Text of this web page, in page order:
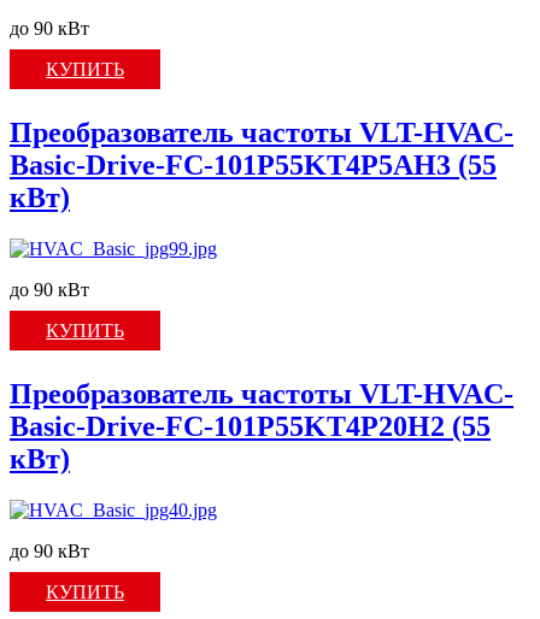
до 90 кВт
КУПИТЬ
Преобразователь частоты VLT-HVAC-
Basic-Drive-FC-101P55KT4P5AH3 (55
кВт)
до 90 кВт
КУПИТЬ
Преобразователь частоты VLT-HVAC-
Basic-Drive-FC-101P55KT4P20H2 (55
кВт)
до 90 кВт
КУПИТЬ